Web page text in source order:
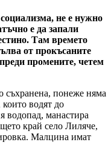
не е нужно
е да запали
Там времето
от прокъсаните
промените, четем
съхранена, понеже няма
водят до
водопад, манастира
край село Лиляче,
Малцина имат